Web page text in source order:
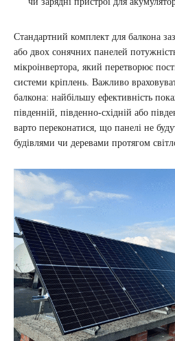
Стандартний комплект для балкона
або двох сонячних панелей
мікроінвертора, який перетворює
системи кріплень. Важливо
балкона: найбільшу ефективність
південній, південно-східній або
варто переконатися, що панелі не
будівлями чи деревами протягом